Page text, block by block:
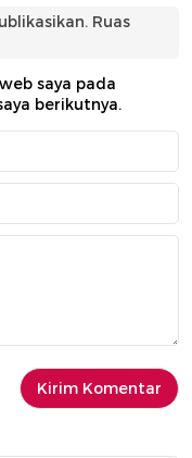
Ruas
saya pada
berikutnya.